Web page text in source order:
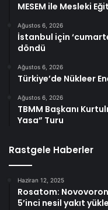
MESEM ile Mesleki
Ağustos 6, 2026
İstanbul için
döndü
Ağustos 6, 2026
Türkiye’de Nükleer
Ağustos 6, 2026
TBMM Başkanı
Yasa” Turu
Rastgele Haberler
Haziran 12, 2025
Rosatom:
5’inci nesil yakıt